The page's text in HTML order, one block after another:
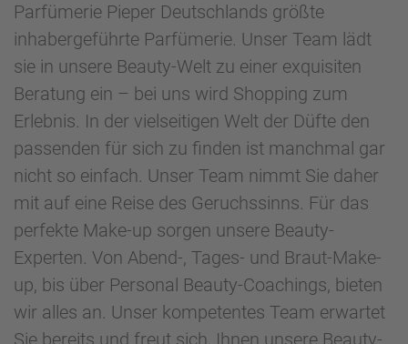
Parfümerie Pieper Deutschlands größte
inhabergeführte Parfümerie. Unser Team lädt
sie in unsere Beauty-Welt zu einer exquisiten
Beratung ein – bei uns wird Shopping zum
Erlebnis. In der vielseitigen Welt der Düfte den
passenden für sich zu finden ist manchmal gar
nicht so einfach. Unser Team nimmt Sie daher
mit auf eine Reise des Geruchssinns. Für das
perfekte Make-up sorgen unsere Beauty-
Experten. Von Abend-, Tages- und Braut-Make-
up, bis über Personal Beauty-Coachings, bieten
wir alles an. Unser kompetentes Team erwartet
Sie bereits und freut sich, Ihnen unsere Beauty-